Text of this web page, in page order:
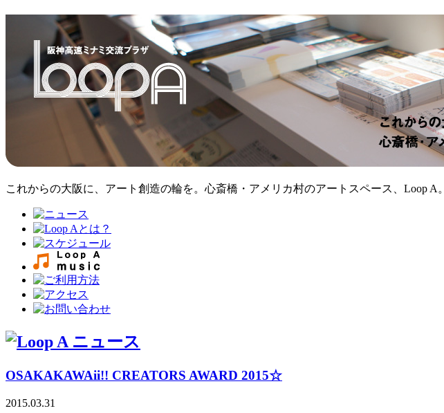
これからの大阪に、アート創造の輪を。心斎橋・アメリカ村のアートスペース、Loop A。
OSAKAKAWAii!! CREATORS AWARD 2015☆
2015.03.31